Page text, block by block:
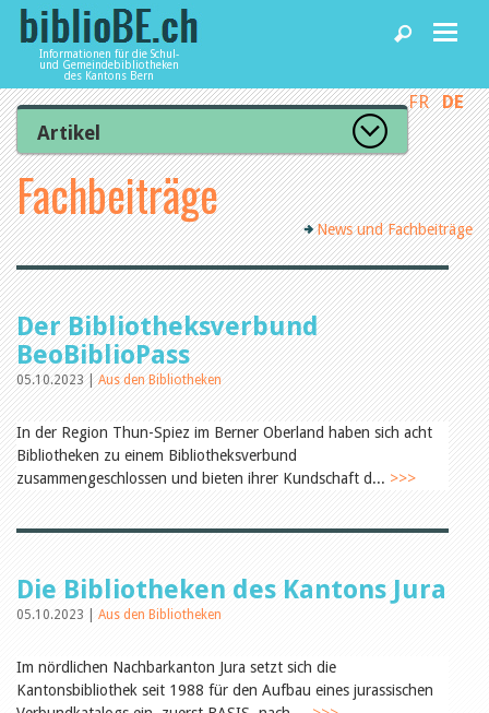
Informationen für die Schul-
und Gemeindebibliotheken
des Kantons Bern
Home
News und Fachbeiträge
Bibliotheken
Agenda
Dienstleistungen
biblioBE nutzen
FR DE
Artikel
Zur Artikelübersicht
Lesenswert
Gut bewertet
Kategorien
Aus dem Amt für Kultur
Aus der Kommission
Aus den Bibliotheken
Organisation
Raum und Infrastruktur
Bestand
Benutzung
Finanzen
Personal
Qualitätsmanagement
Recht und Politik
Öffentlichkeitsarbeit
Aus aller Welt
Tags
Kinder- und Jugendmedien
Bibliothek und Schule
Fachbeiträge
News und Fachbeiträge
Der Bibliotheksverbund
BeoBiblioPass
05.10.2023 |Aus den Bibliotheken
In der Region Thun-Spiez im Berner Oberland haben sich acht
Bibliotheken zu einem Bibliotheksverbund
zusammengeschlossen und bieten ihrer Kundschaft d... >>>
Die Bibliotheken des Kantons Jura
05.10.2023 | Aus den Bibliotheken
Im nördlichen Nachbarkanton Jura setzt sich die
Kantonsbibliothek seit 1988 für den Aufbau eines jurassischen